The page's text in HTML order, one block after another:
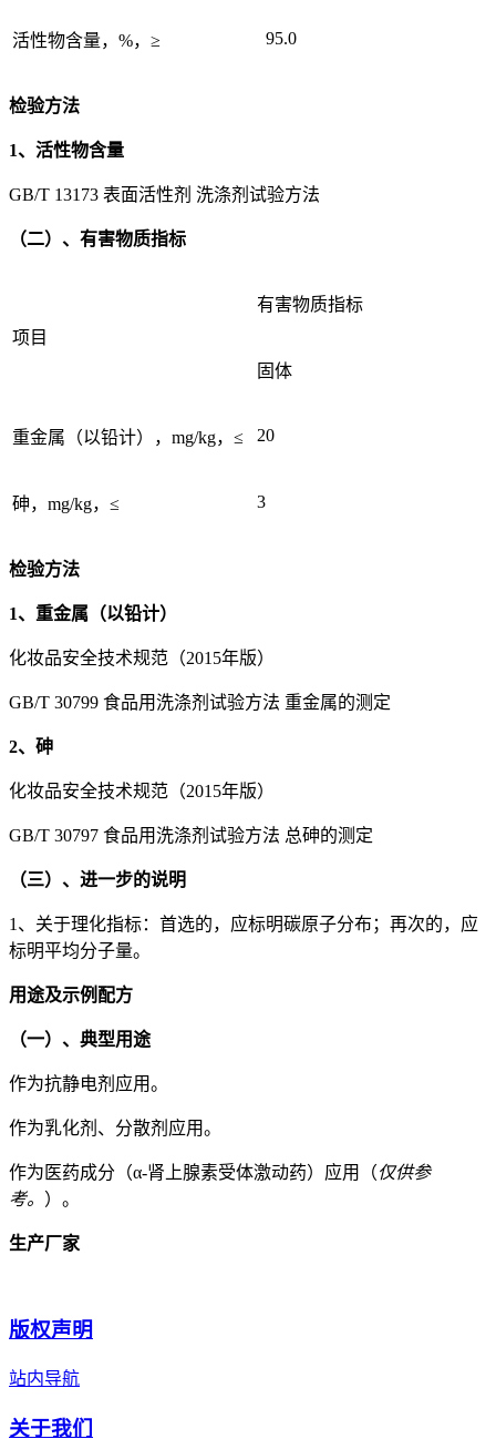
活性物含量，%，≥ 95.0
检验方法
1、活性物含量
GB/T 13173 表面活性剂 洗涤剂试验方法
（二）、有害物质指标
项目
有害物质指标
固体
重金属（以铅计），mg/kg，≤ 20
砷，mg/kg，≤ 3
检验方法
1、重金属（以铅计）
化妆品安全技术规范（2015年版）
GB/T 30799 食品用洗涤剂试验方法 重金属的测定
2、砷
化妆品安全技术规范（2015年版）
GB/T 30797 食品用洗涤剂试验方法 总砷的测定
（三）、进一步的说明
1、关于理化指标：首选的，应标明碳原子分布；再次的，应
标明平均分子量。
用途及示例配方
（一）、典型用途
作为抗静电剂应用。
作为乳化剂、分散剂应用。
作为医药成分（α-肾上腺素受体激动药）应用（仅供参
考。 ）。
生产厂家
版权声明
站内导航
关于我们